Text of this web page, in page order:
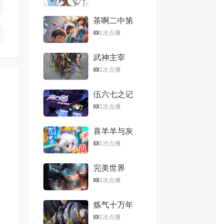
茶啊二中第
五季1次点播
武神主宰
1次点播
伍六七之记
忆碎片
1次点播
喜羊羊与灰
太狼之心世
1次点播
完美世界
1次点播
炼气十万年
1次点播